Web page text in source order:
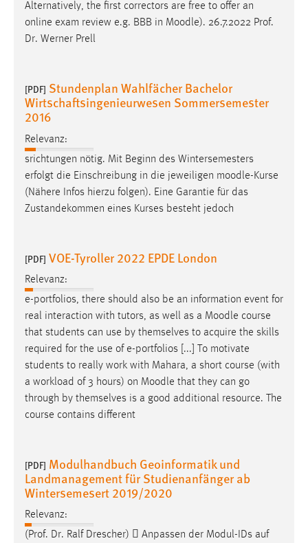
Alternatively, the first correctors are free to offer an
online exam review e.g. BBB in Moodle). 26.7.2022 Prof.
Dr. Werner Prell
[PDF] Stundenplan Wahlfächer Bachelor
Wirtschaftsingenieurwesen Sommersemester
2016
Relevanz:
srichtungen nötig. Mit Beginn des Wintersemesters
erfolgt die Einschreibung in die jeweiligen moodle-Kurse
(Nähere Infos hierzu folgen). Eine Garantie für das
Zustandekommen eines Kurses besteht jedoch
[PDF] VOE-Tyroller 2022 EPDE London
Relevanz:
e-portfolios, there should also be an information event for
real interaction with tutors, as well as a Moodle course
that students can use by themselves to acquire the skills
required for the use of e-portfolios [...] To motivate
students to really work with Mahara, a short course (with
a workload of 3 hours) on Moodle that they can go
through by themselves is a good additional resource. The
course contains different
[PDF] Modulhandbuch Geoinformatik und
Landmanagement für Studienanfänger ab
Wintersemesert 2019/2020
Relevanz:
(Prof. Dr. Ralf Drescher)  Anpassen der Modul-IDs auf